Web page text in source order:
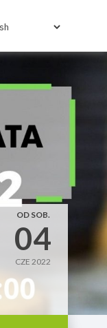
OD SOB.
04
CZE 2022